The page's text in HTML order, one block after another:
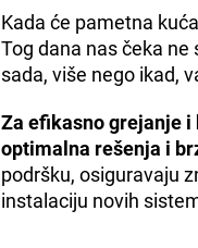
Kada će pametna
Tog dana nas čeka
sada, više nego ikad,
Za efikasno grejanje
optimalna rešenja i
podršku, osiguravaju
instalaciju novih